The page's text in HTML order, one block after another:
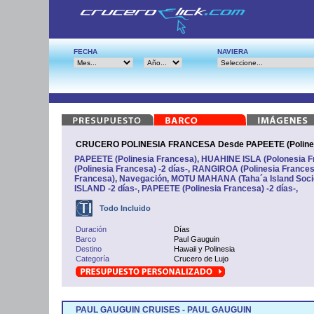
FECHA NAVIERA
CRUCERO POLINESIA FRANCESA Desde PAPEETE
PAPEETE (Polinesia Francesa), HUAHINE ISLA (Polonesia
(Polinesia Francesa) -2 días-, RANGIROA (Polinesia
Francesa), Navegación, MOTU MAHANA (Taha´a Island
ISLAND -2 días-, PAPEETE (Polinesia Francesa) -2 días-,
Todo Incluido
Duración
Días
Barco
Paul Gauguin
Destino
Hawaii y Polinesia
Categoría
Crucero de Lujo
PAUL GAUGUIN CRUISES - PAUL GAUGUIN